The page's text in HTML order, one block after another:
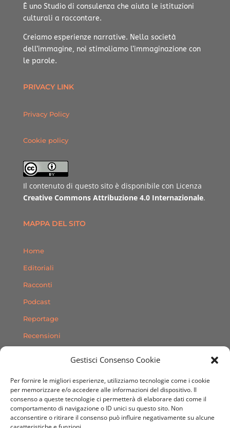
Gestisci Consenso Cookie
Per fornire le migliori esperienze, utilizziamo tecnologie come i cookie
per memorizzare e/o accedere alle informazioni del dispositivo. Il
consenso a queste tecnologie ci permetterà di elaborare dati come il
comportamento di navigazione o ID unici su questo sito. Non
acconsentire o ritirare il consenso può influire negativamente su alcune
È uno Studio di consulenza che aiuta le istituzioni
culturali a raccontare.
Creiamo esperienze narrative. Nella società
dell’immagine, noi stimoliamo l’immaginazione con
le parole.
PRIVACY LINK
Privacy Policy
Cookie policy
Il contenuto di questo sito è disponibile con Licenza
Creative Commons Attribuzione 4.0 Internazionale.
MAPPA DEL SITO
Home
Editoriali
Racconti
Podcast
Reportage
Recensioni
Contatti
SEGUICI SUI SOCIAL